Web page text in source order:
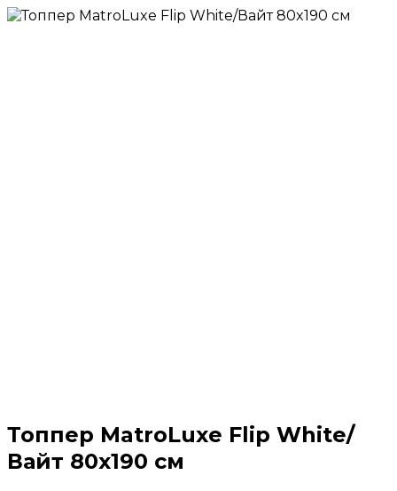
Топпер MatroLuxe Flip White/
Вайт 80x190 см